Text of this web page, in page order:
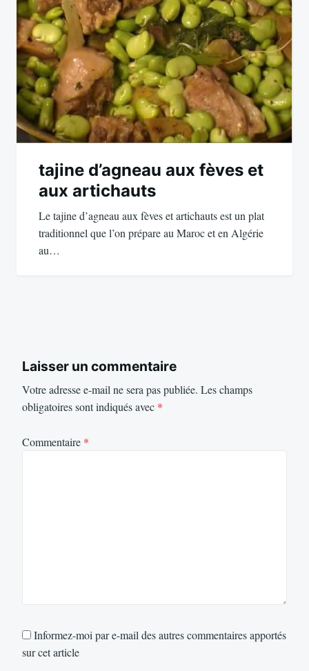
tajine d’agneau aux fèves et
aux artichauts
Le tajine d’agneau aux fèves et artichauts est un plat
traditionnel que l’on prépare au Maroc et en Algérie
au…
Laisser un commentaire
Votre adresse e-mail ne sera pas publiée. Les champs
obligatoires sont indiqués avec *
Commentaire *
Informez-moi par e-mail des autres commentaires apportés
sur cet article